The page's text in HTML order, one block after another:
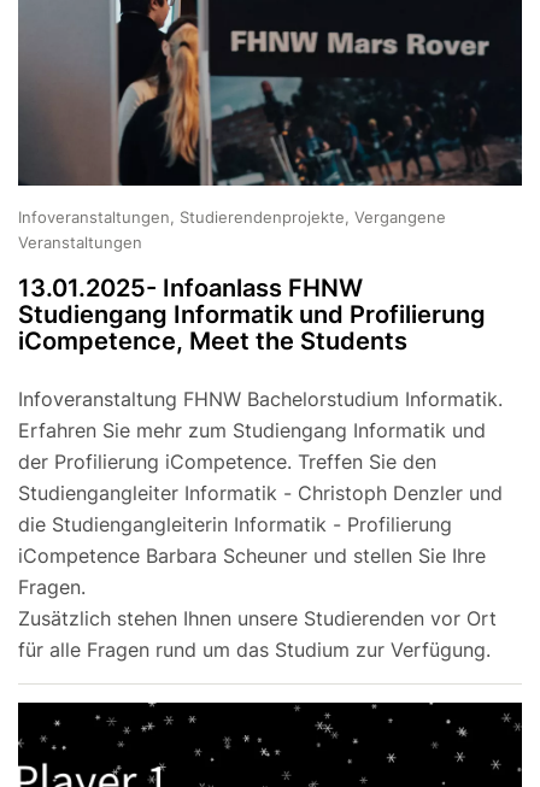
Infoveranstaltungen, Studierendenprojekte, Vergangene
Veranstaltungen
13.01.2025- Infoanlass FHNW
Studiengang Informatik und Profilierung
iCompetence, Meet the Students
Infoveranstaltung FHNW Bachelorstudium Informatik.
Erfahren Sie mehr zum Studiengang Informatik und
der Profilierung iCompetence. Treffen Sie den
Studiengangleiter Informatik - Christoph Denzler und
die Studiengangleiterin Informatik - Profilierung
iCompetence Barbara Scheuner und stellen Sie Ihre
Fragen.
Zusätzlich stehen Ihnen unsere Studierenden vor Ort
für alle Fragen rund um das Studium zur Verfügung.